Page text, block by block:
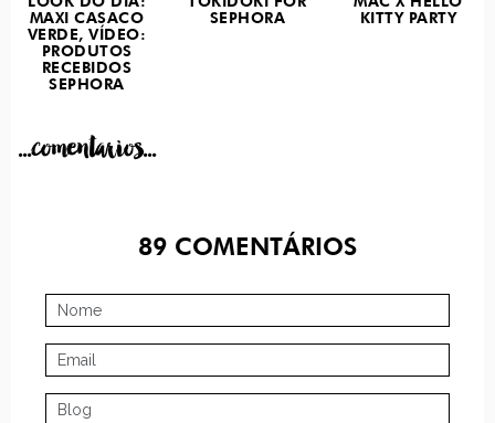
MAXI CASACO
VERDE, VÍDEO:
PRODUTOS
RECEBIDOS
SEPHORA
SEPHORA
KITTY PARTY
...comentarios...
89 COMENTÁRIOS